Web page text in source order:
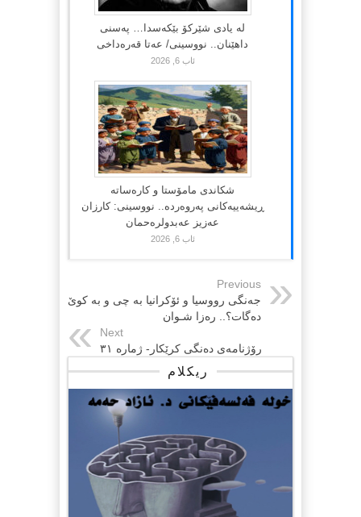
لە یادی شێرکۆ بێکەسدا… پەسنی
داهێنان.. نووسینی/ عەتا قەرەداخی
ئاب 6, 2026
شکاندی مامۆستا و کارەساتە
ڕیشەییەکانی پەروەردە.. نووسینی: کارزان
عەزیز عەبدولرەحمان
ئاب 6, 2026
Previous
جەنگی رووسیا و ئۆکرانیا بە چی و بە کوێ
دەگات؟.. رەزا شـوان
Next
رۆژنامەی دەنگی کرێکار- ژمارە ٣١
ریکلام